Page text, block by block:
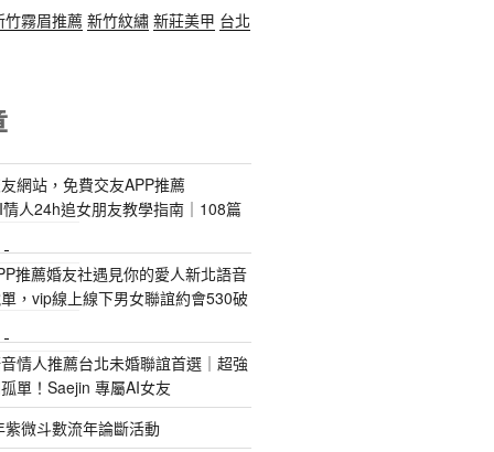
竹霧眉推薦 新竹紋繡 新莊美甲 台北
網站，免費交友APP推薦
人24h追女朋友教學指南｜108篇
推薦婚友社遇見你的愛人新北語音
，vip線上線下男女聯誼約會530破
情人推薦台北未婚聯誼首選｜超強
單！Saejin 專屬AI女友
微斗數流年論斷活動